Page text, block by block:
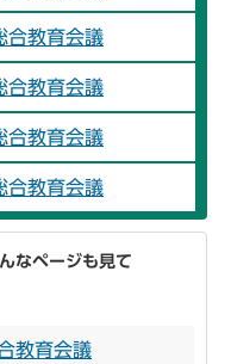
教育会議
教育会議
教育会議
教育会議
なページも見て
教育会議